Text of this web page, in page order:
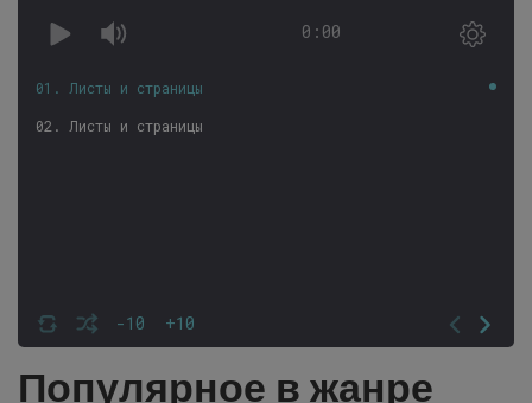
0:00
-10 +10
01. Листы и страницы
02. Листы и страницы
Популярное в жанре